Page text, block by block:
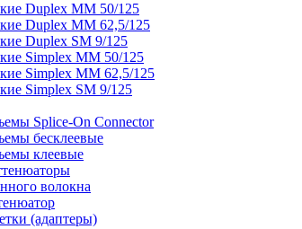
Duplex MM 50/125
Duplex MM 62,5/125
Duplex SM 9/125
Simplex MM 50/125
Simplex MM 62,5/125
Simplex SM 9/125
Splice-On Connector
бесклеевые
клеевые
волокна
(адаптеры)